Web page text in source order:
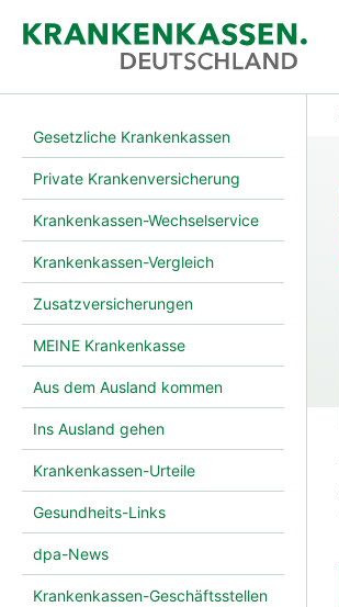
Gesetzliche Krankenkassen
Private Krankenversicherung
Krankenkassen-Wechselservice
Krankenkassen-Vergleich
Zusatzversicherungen
MEINE Krankenkasse
Aus dem Ausland kommen
Ins Ausland gehen
Krankenkassen-Urteile
Gesundheits-Links
dpa-News
Krankenkassen-Geschäftsstellen